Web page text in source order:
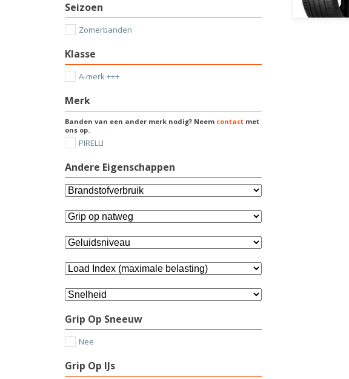
Seizoen
Zomerbanden
Klasse
A-merk +++
Merk
Banden van een ander merk nodig? Neem contact met
ons op.
PIRELLI
Andere Eigenschappen
Grip Op Sneeuw
Nee
Grip Op IJs